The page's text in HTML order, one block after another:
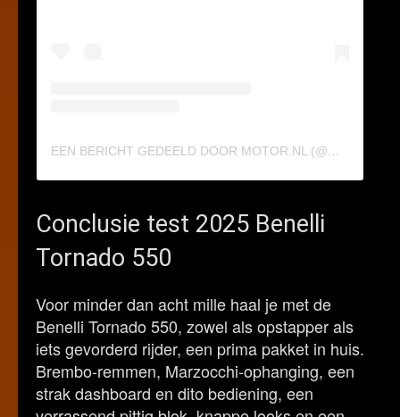
E
EN BERICHT GEDEELD DOOR MOTOR.NL (@MOTOR.NL_)
Conclusie test 2025 Benelli
Tornado 550
Voor minder dan acht mille haal je met de
Benelli Tornado 550, zowel als opstapper als
iets gevorderd rijder, een prima pakket in huis.
Brembo-remmen, Marzocchi-ophanging, een
strak dashboard en dito bediening, een